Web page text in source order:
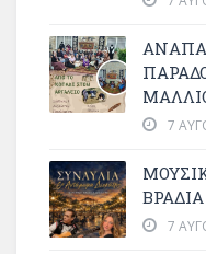
7
ΒΡΑΔΙΆ
7